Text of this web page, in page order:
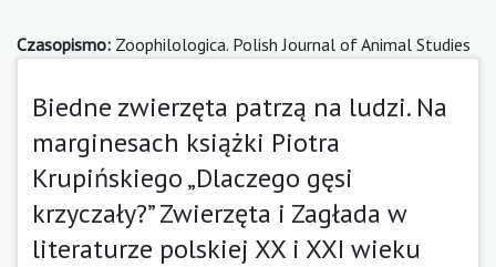
Czasopismo: Zoophilologica. Polish Journal of Animal Studies
Biedne zwierzęta patrzą na ludzi. Na
marginesach książki Piotra
Krupińskiego „Dlaczego gęsi
krzyczały?” Zwierzęta i Zagłada w
literaturze polskiej XX i XXI wieku